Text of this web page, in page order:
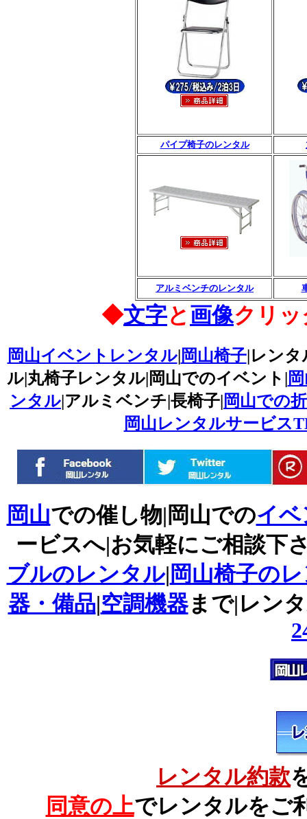
パイプ椅子のレンタル
アルミベンチのレンタル
◆文字と 画像クリッ
岡山イベントレンタル|岡山椅子|レンタ
ル|丸椅子レンタル|岡山でのイベント|
ンタル|アルミベンチ|長椅子|岡山での
岡山レンタルサービス
岡山での催し物|岡山でのイ
ービスへ|お気軽にご相談下
ブルのレンタル| 岡山椅子の
器・備品|空調機器まで|レン
レンタル約款
同意の上でレンタルをご